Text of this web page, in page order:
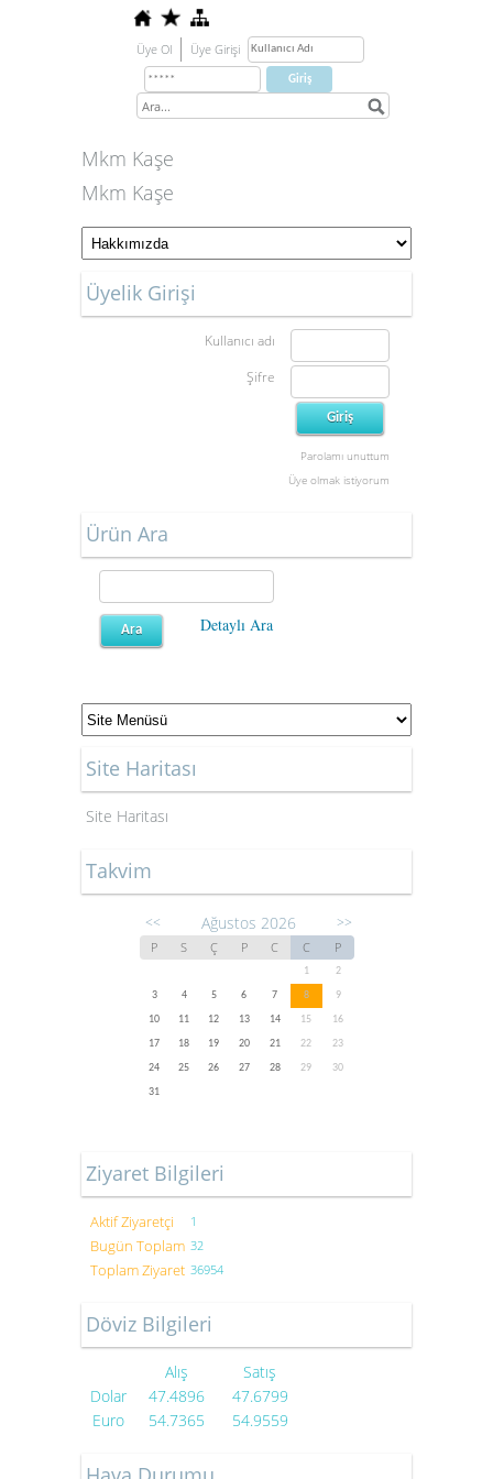
Üye Ol Üye Girişi
Mkm Kaşe
Mkm Kaşe
Üyelik Girişi
Kullanıcı adı
Şifre
Parolamı unuttum
Üye olmak istiyorum
Ürün Ara
Detaylı Ara
Site Haritası
Site Haritası
Takvim
<< Ağustos 2026 >>
P S Ç P C C P
1
2
3
4 5 6 7 8
9
10
11 12 13 14 15
16
17
18 19 20 21 22
23
24
25 26 27 28 29
30
31
Ziyaret Bilgileri
Aktif Ziyaretçi 1
Bugün Toplam 32
Toplam Ziyaret 36954
Döviz Bilgileri
Alış
Satış
Dolar
47.4896
47.6799
Euro
54.7365 54.9559